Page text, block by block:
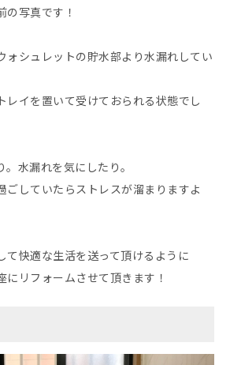
の写真です！
ォシュレットの貯水部より水漏れしてい
レイを置いて受けておられる状態でし
水漏れを気にしたり。
ごしていたらストレスが溜まりますよ
て快適な生活を送って頂けるように
にリフォームさせて頂きます！